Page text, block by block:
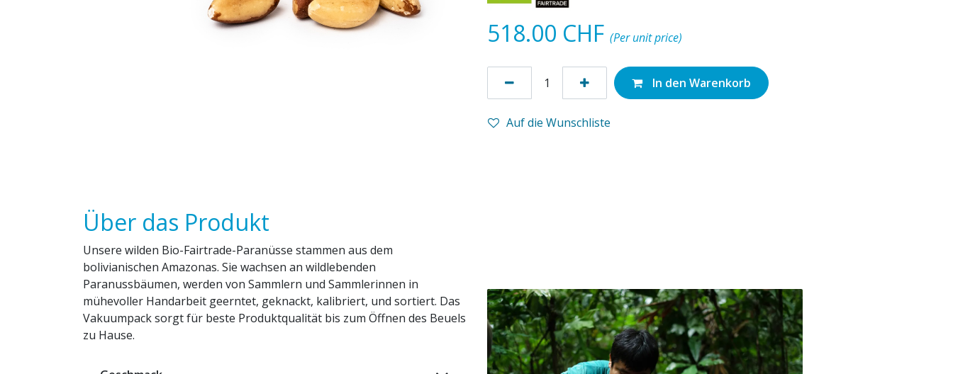
518.00 CHF (Per unit price)
In den Warenkorb
Auf die Wunschliste
Über das Produkt
Unsere wilden Bio-Fairtrade-Paranüsse stammen aus dem
bolivianischen Amazonas. Sie wachsen an wildlebenden
Paranussbäumen, werden von Sammlern und Sammlerinnen in
mühevoller Handarbeit geerntet, geknackt, kalibriert, und sortiert. Das
Vakuumpack sorgt für beste Produktqualität bis zum Öffnen des Beuels
zu Hause.